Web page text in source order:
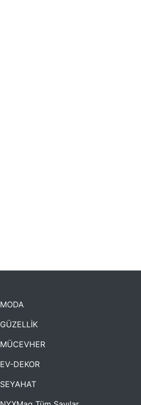
MODA
GÜZELLİK
MÜCEVHER
EV-DEKOR
SEYAHAT